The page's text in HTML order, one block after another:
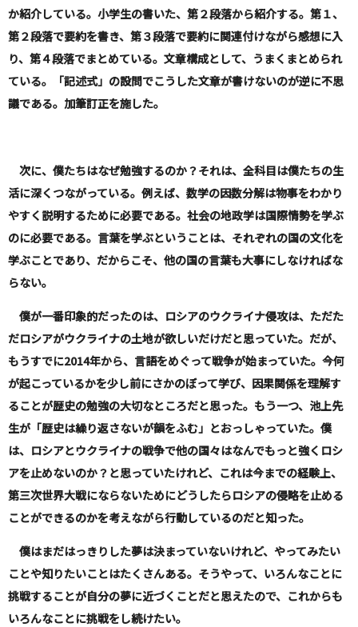
か紹介している。小学生の書いた、第２段落から紹介する。 第１、
第２段落で要約を書き、第３段落で要約に関連付けながら感想に入
り、第４段落でまとめている。文章構成として、うまくまとめられ
ている。「記述式」の設問でこうした文章が書けないのが逆に不思
議である。加筆訂正を施した。
次に、僕たちはなぜ勉強するのか？それは、全科目は僕たちの生
活に深くつながっている。例えば、数学の因数分解は物事をわかり
やすく説明するために必要である。社会の地政学は国際情勢を学ぶ
のに必要である。言葉を学ぶということは、それぞれの国の文化を
学ぶことであり、だからこそ、他の国の言葉も大事にしなければな
らない。
僕が一番印象的だったのは、ロシアのウクライナ侵攻は、ただた
だロシアがウクライナの土地が欲しいだけだと思っていた。だが、
もうすでに2014年から、言語をめぐって戦争が始まっていた。今何
が起こっているかを少し前にさかのぼって学び、因果関係を理解す
ることが歴史の勉強の大切なところだと思った。もう一つ、池上先
生が「歴史は繰り返さないが韻をふむ」とおっしゃっていた。僕
は、ロシアとウクライナの戦争で他の国々はなんでもっと強くロシ
アを止めないのか？と思っていたけれど、これは今までの経験上、
第三次世界大戦にならないためにどうしたらロシアの侵略を止める
ことができるのかを考えながら行動しているのだと知った。
僕はまだはっきりした夢は決まっていないけれど、やってみたい
ことや知りたいことはたくさんある。そうやって、いろんなことに
挑戦することが自分の夢に近づくことだと思えたので、これからも
いろんなことに挑戦をし続けたい。